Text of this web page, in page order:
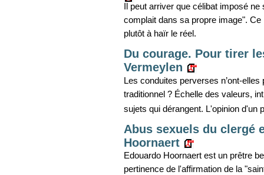
Il peut arriver que célibat imposé
complait dans sa propre image".
plutôt à haïr le réel.
Du courage. Pour tirer
Vermeylen
Les conduites perverses n’ont-
traditionnel ? Échelle des valeurs,
sujets qui dérangent. L'opinion d'un
Abus sexuels du clergé
Hoornaert
Edouardo Hoornaert est un prêtre
pertinence de l'affirmation de la